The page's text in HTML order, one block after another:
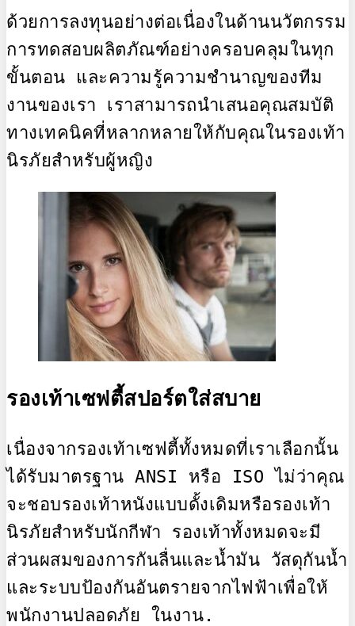
ด้วยการลงทุนอย่างต่อเนื่องในด้านนวัตกรรม
การทดสอบผลิตภัณฑ์อย่างครอบคลุมในทุก
ขั้นตอน และความรู้ความชำนาญของทีม
งานของเรา เราสามารถนำเสนอคุณสมบัติ
ทางเทคนิคที่หลากหลายให้กับคุณในรองเท้า
นิรภัยสำหรับผู้หญิง
รองเท้าเซฟตี้สปอร์ตใส่สบาย
เนื่องจากรองเท้าเซฟตี้ทั้งหมดที่เราเลือกนั้น
ได้รับมาตรฐาน ANSI หรือ ISO ไม่ว่าคุณ
จะชอบรองเท้าหนังแบบดั้งเดิมหรือรองเท้า
นิรภัยสำหรับนักกีฬา รองเท้าทั้งหมดจะมี
ส่วนผสมของการกันลื่นและน้ำมัน วัสดุกันน้ำ
และระบบป้องกันอันตรายจากไฟฟ้าเพื่อให้
พนักงานปลอดภัย ในงาน.